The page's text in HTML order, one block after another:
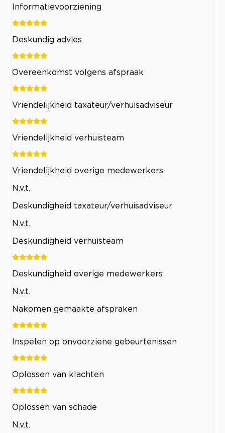
Informatievoorziening
Deskundig advies
Overeenkomst volgens afspraak
Vriendelijkheid taxateur/verhuisadviseur
Vriendelijkheid verhuisteam
Vriendelijkheid overige medewerkers
N.v.t.
Deskundigheid taxateur/verhuisadviseur
N.v.t.
Deskundigheid verhuisteam
Deskundigheid overige medewerkers
N.v.t.
Nakomen gemaakte afspraken
Inspelen op onvoorziene gebeurtenissen
Oplossen van klachten
Oplossen van schade
N.v.t.